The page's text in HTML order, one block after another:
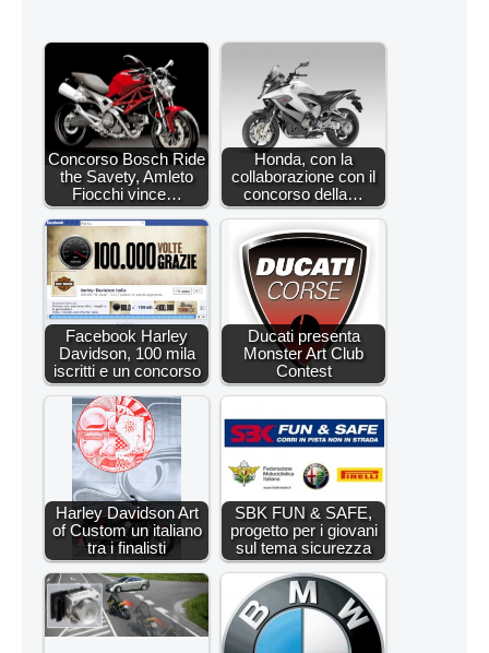
Concorso Bosch Ride
the Savety, Amleto
Fiocchi vince…
Honda, con la
collaborazione con il
concorso della…
Facebook Harley
Davidson, 100 mila
iscritti e un concorso
Ducati presenta
Monster Art Club
Contest
Harley Davidson Art
of Custom un italiano
tra i finalisti
SBK FUN & SAFE,
progetto per i giovani
sul tema sicurezza